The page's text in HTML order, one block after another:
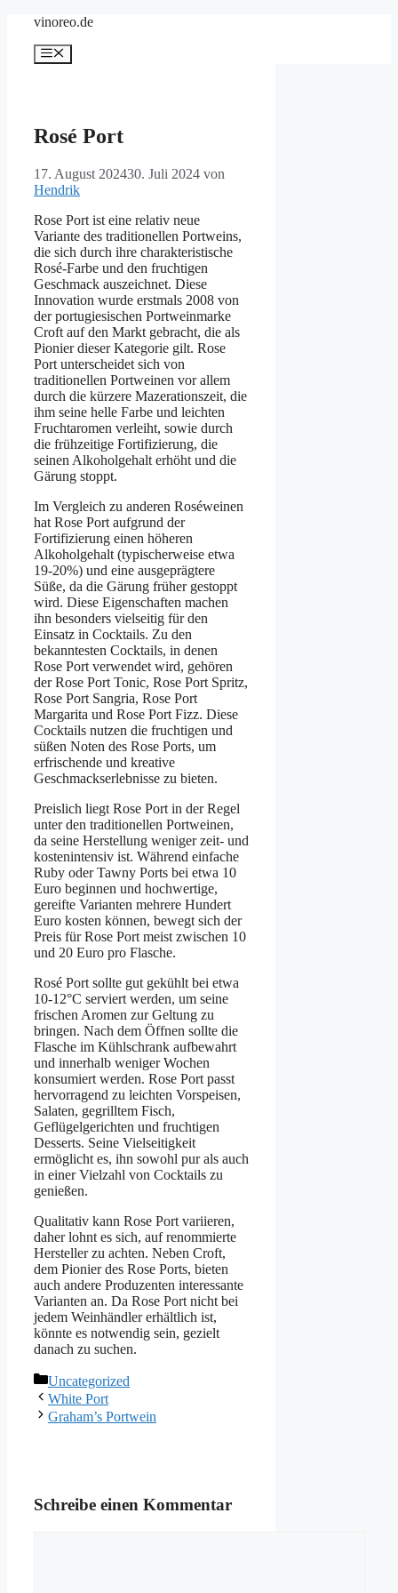
springen
vinoreo.de
Menü
Rosé Port
17. August 202430. Juli 2024 von
Hendrik
Rose Port ist eine relativ neue
Variante des traditionellen Portweins,
die sich durch ihre charakteristische
Rosé-Farbe und den fruchtigen
Geschmack auszeichnet. Diese
Innovation wurde erstmals 2008 von
der portugiesischen Portweinmarke
Croft auf den Markt gebracht, die als
Pionier dieser Kategorie gilt. Rose
Port unterscheidet sich von
traditionellen Portweinen vor allem
durch die kürzere Mazerationszeit, die
ihm seine helle Farbe und leichten
Fruchtaromen verleiht, sowie durch
die frühzeitige Fortifizierung, die
seinen Alkoholgehalt erhöht und die
Gärung stoppt.
Im Vergleich zu anderen Roséweinen
hat Rose Port aufgrund der
Fortifizierung einen höheren
Alkoholgehalt (typischerweise etwa
19-20%) und eine ausgeprägtere
Süße, da die Gärung früher gestoppt
wird. Diese Eigenschaften machen
ihn besonders vielseitig für den
Einsatz in Cocktails. Zu den
bekanntesten Cocktails, in denen
Rose Port verwendet wird, gehören
der Rose Port Tonic, Rose Port Spritz,
Rose Port Sangria, Rose Port
Margarita und Rose Port Fizz. Diese
Cocktails nutzen die fruchtigen und
süßen Noten des Rose Ports, um
erfrischende und kreative
Geschmackserlebnisse zu bieten.
Preislich liegt Rose Port in der Regel
unter den traditionellen Portweinen,
da seine Herstellung weniger zeit- und
kostenintensiv ist. Während einfache
Ruby oder Tawny Ports bei etwa 10
Euro beginnen und hochwertige,
gereifte Varianten mehrere Hundert
Euro kosten können, bewegt sich der
Preis für Rose Port meist zwischen 10
und 20 Euro pro Flasche.
Rosé Port sollte gut gekühlt bei etwa
10-12°C serviert werden, um seine
frischen Aromen zur Geltung zu
bringen. Nach dem Öffnen sollte die
Flasche im Kühlschrank aufbewahrt
und innerhalb weniger Wochen
konsumiert werden. Rose Port passt
hervorragend zu leichten Vorspeisen,
Salaten, gegrilltem Fisch,
Geflügelgerichten und fruchtigen
Desserts. Seine Vielseitigkeit
ermöglicht es, ihn sowohl pur als auch
in einer Vielzahl von Cocktails zu
genießen.
Qualitativ kann Rose Port variieren,
daher lohnt es sich, auf renommierte
Hersteller zu achten. Neben Croft,
dem Pionier des Rose Ports, bieten
auch andere Produzenten interessante
Varianten an. Da Rose Port nicht bei
jedem Weinhändler erhältlich ist,
könnte es notwendig sein, gezielt
danach zu suchen.
Kategorien
Uncategorized
White Port
Graham’s Portwein
Schreibe einen Kommentar